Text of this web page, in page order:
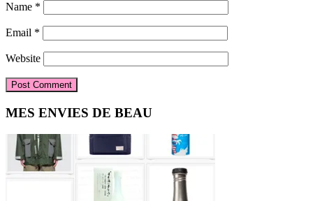
Name *
Email *
Website
Primary
Sidebar
MES ENVIES DE BEAU